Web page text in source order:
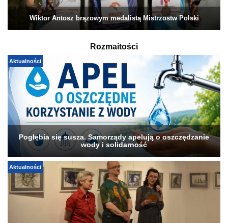
Wiktor Antosz brązowym medalistą Mistrzostw Polski
Rozmaitości
Aktualności
Pogłębia się susza. Samorządy apelują o oszczędzanie
wody i solidarność
Aktualności